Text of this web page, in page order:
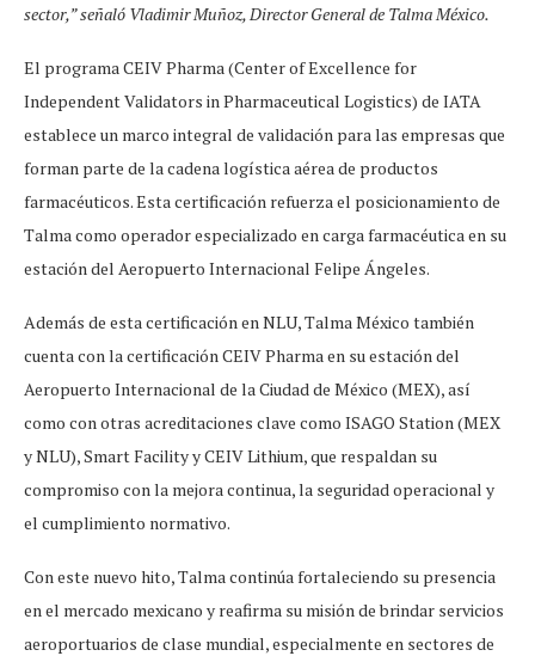
sector,” señaló Vladimir Muñoz, Director General de Talma México.
El programa CEIV Pharma (Center of Excellence for
Independent Validators in Pharmaceutical Logistics) de IATA
establece un marco integral de validación para las empresas que
forman parte de la cadena logística aérea de productos
farmacéuticos. Esta certificación refuerza el posicionamiento de
Talma como operador especializado en carga farmacéutica en su
estación del Aeropuerto Internacional Felipe Ángeles.
Además de esta certificación en NLU, Talma México también
cuenta con la certificación CEIV Pharma en su estación del
Aeropuerto Internacional de la Ciudad de México (MEX), así
como con otras acreditaciones clave como ISAGO Station (MEX
y NLU), Smart Facility y CEIV Lithium, que respaldan su
compromiso con la mejora continua, la seguridad operacional y
el cumplimiento normativo.
Con este nuevo hito, Talma continúa fortaleciendo su presencia
en el mercado mexicano y reafirma su misión de brindar servicios
aeroportuarios de clase mundial, especialmente en sectores de